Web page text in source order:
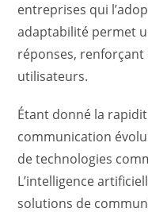
entreprises qui
adaptabilité permet
réponses, renforçant
utilisateurs.
Étant donné la
communication
de technologies
L’intelligence
solutions de